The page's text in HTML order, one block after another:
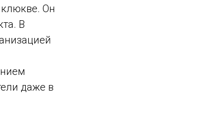
клюкве. Он
В
даже в